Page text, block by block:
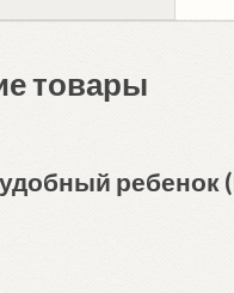
товары
ребенок